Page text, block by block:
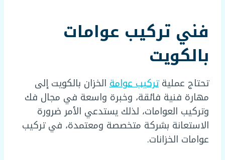
فني تركيب عوامات
بالكويت
تحتاج عمليةتركيب عوامة الخزان بالكويت إلى
مهارة فنية فائقة، وخبرة واسعة في مجال فك
وتركيب العوامات، لذلك يستدعي الأمر ضرورة
الاستعانة بشركة متخصصة ومعتمدة، في تركيب
عوامات الخزانات.